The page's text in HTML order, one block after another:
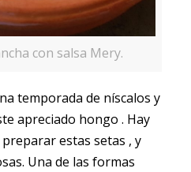
con salsa Mery.
temporada de níscalos y
apreciado hongo . Hay
estas setas , y
Una de las formas